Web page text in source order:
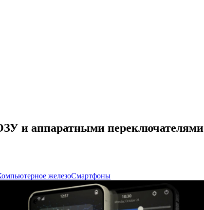
и аппаратными переключателями
железоСмартфоны